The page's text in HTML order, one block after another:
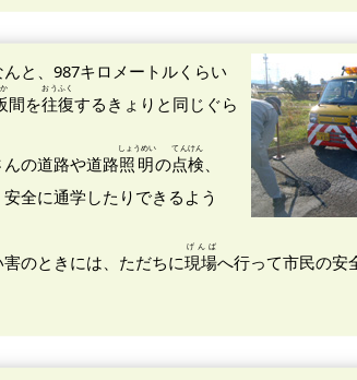
と、987キロメートルくらい
間を往復
おうふく
するきょりと同じぐら
の道路や道路照明
しょうめい
の点検
てんけん
、
全に通学したりできるよう
のときには、ただちに現場
げんば
へ行って市民の安